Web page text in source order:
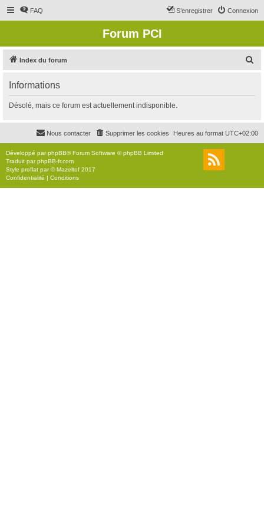
FAQ Connexion
S’enregistrer
Forum PCI
Index du forum
r
c
r
Informations
Désolé, mais ce forum est actuellement indisponible.
Heures au format UTC+02:00
Supprimer les cookies
Nous contacter
Développé parphpBB® Forum Software © phpBB Limited
Traduit parphpBB-fr.com
Style proflat par ©Mazeltof 2017
Confidentialité | Conditions